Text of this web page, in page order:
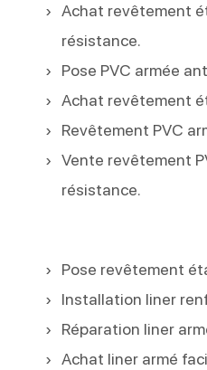
Achat revêtement
résistance.
Pose PVC armée
Achat revêtement
Revêtement PVC
Vente revêtement
résistance.
Pose revêtement
Installation liner
Réparation liner
Achat liner armé